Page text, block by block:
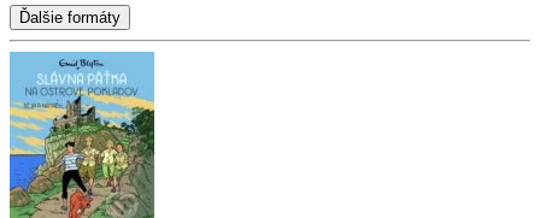
Ďalšie formáty